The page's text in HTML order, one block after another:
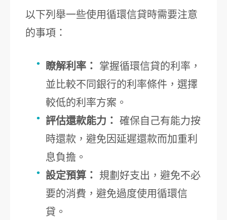
以下列舉一些使用循環信貸時需要注意
的事項：
瞭解利率：
掌握循環信貸的利率，
並比較不同銀行的利率條件，選擇
較低的利率方案。
評估還款能力： 確保自己有能力按
時還款，避免因延遲還款而加重利
息負擔。
設定預算：
規劃好支出，避免不必
要的消費，避免過度使用循環信
貸。